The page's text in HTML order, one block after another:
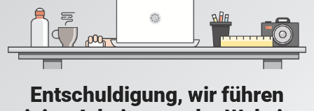
Entschuldigung, wir führen